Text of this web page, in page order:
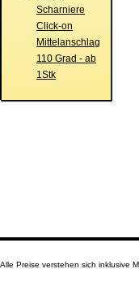
Scharniere
Click-on
Mittelanschlag
110 Grad - ab
1Stk
Alle Preise verstehen sich inklusive